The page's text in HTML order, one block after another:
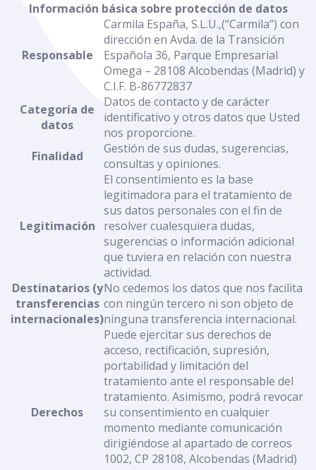
Información básica sobre protección de datos
Responsable
Carmila España, S.L.U.,(“Carmila”) con
dirección en Avda. de la Transición
Española 36, Parque Empresarial
Omega – 28108 Alcobendas (Madrid) y
C.I.F. B-86772837
Categoría de
datos
Datos de contacto y de carácter
identificativo y otros datos que Usted
nos proporcione.
Finalidad
Gestión de sus dudas, sugerencias,
consultas y opiniones.
Legitimación
El consentimiento es la base
legitimadora para el tratamiento de
sus datos personales con el fin de
resolver cualesquiera dudas,
sugerencias o información adicional
que tuviera en relación con nuestra
actividad.
Destinatarios (y
transferencias
internacionales)
No cedemos los datos que nos facilita
con ningún tercero ni son objeto de
ninguna transferencia internacional.
Derechos
Puede ejercitar sus derechos de
acceso, rectificación, supresión,
portabilidad y limitación del
tratamiento ante el responsable del
tratamiento. Asimismo, podrá revocar
su consentimiento en cualquier
momento mediante comunicación
dirigiéndose al apartado de correos
1002, CP 28108, Alcobendas (Madrid)